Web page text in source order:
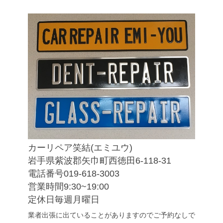
カーリペア笑結(エミユウ)
岩手県紫波郡矢巾町西徳田6-118-31
電話番号019-618-3003
営業時間9:30~19:00
定休日毎週月曜日
業者出張に出ていることがありますのでご予約なしで